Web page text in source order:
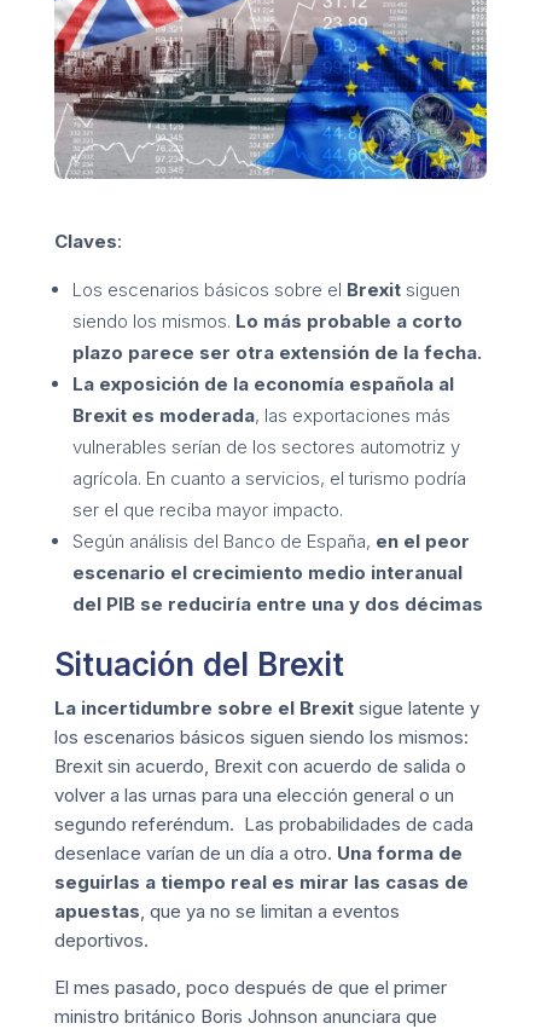
Claves:
Los escenarios básicos sobre el Brexitsiguen
siendo los mismos. Lo más probable a corto
plazo parece ser otra extensión de la fecha.
La exposición de la economía española al
Brexit es moderada, las exportaciones más
vulnerables serían de los sectores automotriz y
agrícola. En cuanto a servicios, el turismo podría
ser el que reciba mayor impacto.
Según análisis del Banco de España, en el peor
escenario el crecimiento medio interanual
del PIB se reduciría entre una y dos décimas
Situación del Brexit
La incertidumbre sobre el Brexitsigue latente y
los escenarios básicos siguen siendo los mismos:
Brexit sin acuerdo, Brexit con acuerdo de salida o
volver a las urnas para una elección general o un
segundo referéndum. Las probabilidades de cada
desenlace varían de un día a otro. Una forma de
seguirlas a tiempo real es mirar las casas de
apuestas, que ya no se limitan a eventos
deportivos.
El mes pasado, poco después de que el primer
ministro británico Boris Johnson anunciara que